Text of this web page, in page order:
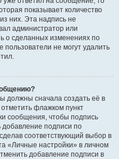
показывает количество
них. Эта надпись не
администратор или
о сделанных изменениях по
не могут удалить
должны сначала создать её в
флажком пункт
сообщения, чтобы подпись
подписи по
соответствующий выбор в
«Личные настройки» в личном
добавление подписи в